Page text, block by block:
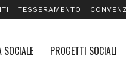
TESSERAMENTO
PROGETTI SOCIALI